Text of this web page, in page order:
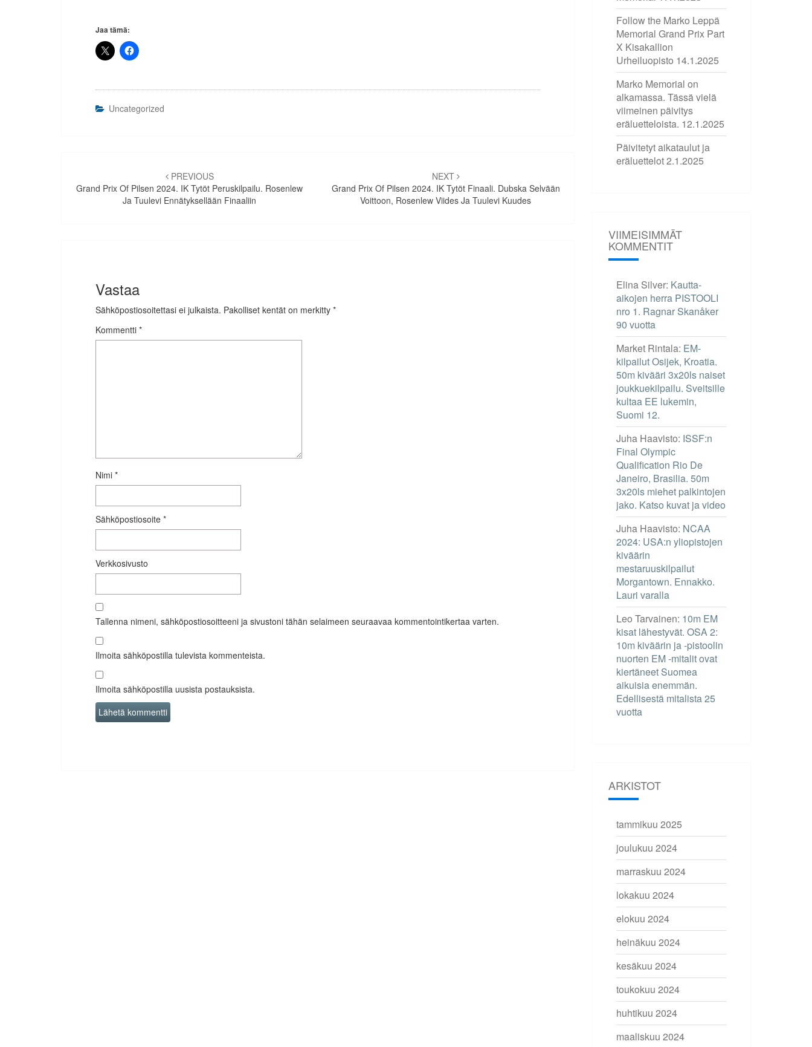
Jaa tämä:
Uncategorized
selaus
PREVIOUS
Grand Prix Of Pilsen 2024. IK Tytöt Peruskilpailu. Rosenlew
Ja Tuulevi Ennätyksellään Finaaliin
NEXT
Grand Prix Of Pilsen 2024. IK Tytöt Finaali. Dubska Selvään
Voittoon, Rosenlew Viides Ja Tuulevi Kuudes
Vastaa
Sähköpostiosoitettasi ei julkaista. Pakolliset kentät on merkitty *
Kommentti *
Nimi *
Sähköpostiosoite *
Verkkosivusto
Tallenna nimeni, sähköpostiosoitteeni ja sivustoni tähän selaimeen seuraavaa kommentointikertaa varten.
Ilmoita sähköpostilla tulevista kommenteista.
Ilmoita sähköpostilla uusista postauksista.
Follow the Marko Leppä
Memorial Grand Prix Part
X Kisakallion
Urheiluopisto 14.1.2025
Marko Memorial on
alkamassa. Tässä vielä
viimeinen päivitys
eräluetteloista. 12.1.2025
Päivitetyt aikataulut ja
eräluettelot2.1.2025
VIIMEISIMMÄT
KOMMENTIT
Elina Silver: Kautta-
aikojen herra PISTOOLI
nro 1. Ragnar Skanåker
90 vuotta
Market Rintala: EM-
kilpailut Osijek, Kroatia.
50m kivääri 3x20ls naiset
joukkuekilpailu. Sveitsille
kultaa EE lukemin,
Suomi 12.
Juha Haavisto: ISSF:n
Final Olympic
Qualification Rio De
Janeiro, Brasilia. 50m
3x20ls miehet palkintojen
jako. Katso kuvat ja video
Juha Haavisto: NCAA
2024: USA:n yliopistojen
kiväärin
mestaruuskilpailut
Morgantown. Ennakko.
Lauri varalla
Leo Tarvainen: 10m EM
kisat lähestyvät. OSA 2:
10m kiväärin ja -pistoolin
nuorten EM -mitalit ovat
kiertäneet Suomea
aikuisia enemmän.
Edellisestä mitalista 25
vuotta
ARKISTOT
tammikuu 2025
joulukuu 2024
marraskuu 2024
lokakuu 2024
elokuu 2024
heinäkuu 2024
kesäkuu 2024
toukokuu 2024
huhtikuu 2024
maaliskuu 2024